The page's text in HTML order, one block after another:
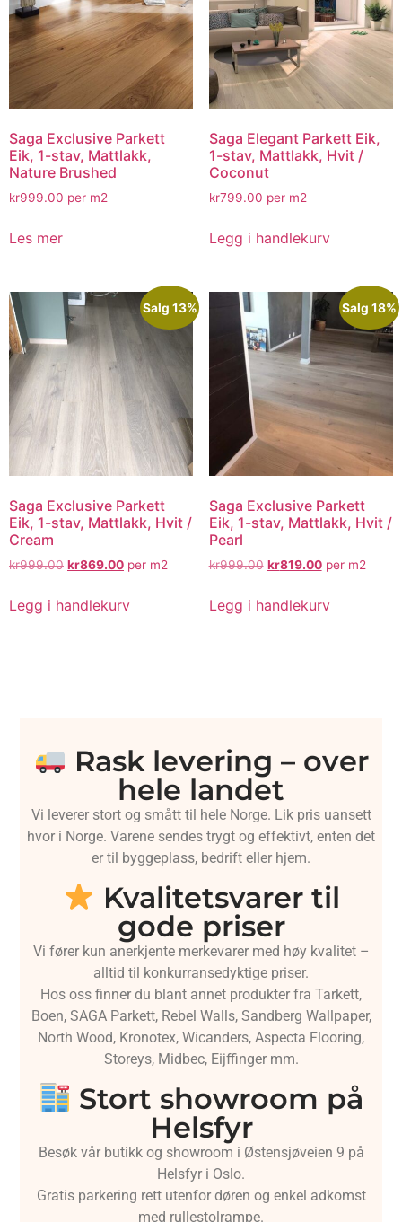
Saga Exclusive Parkett
Eik, 1-stav, Mattlakk,
Nature Brushed
kr999.00 per m2
Les mer
Saga Elegant Parkett Eik,
1-stav, Mattlakk, Hvit /
Coconut
kr799.00 per m2
Legg i handlekurv
Salg 13%
Saga Exclusive Parkett
Eik, 1-stav, Mattlakk, Hvit /
Cream
kr999.00 kr869.00 per m2
Legg i handlekurv
Salg 18%
Saga Exclusive Parkett
Eik, 1-stav, Mattlakk, Hvit /
Pearl
kr999.00 kr819.00per m2
Legg i handlekurv
Rask levering – over
hele landet
Vi leverer stort og smått til hele Norge. Lik pris uansett
hvor i Norge. Varene sendes trygt og effektivt, enten det
er til byggeplass, bedrift eller hjem.
Kvalitetsvarer til
gode priser
Vi fører kun anerkjente merkevarer med høy kvalitet –
alltid til konkurransedyktige priser.
Hos oss finner du blant annet produkter fra Tarkett,
Boen, SAGA Parkett, Rebel Walls, Sandberg Wallpaper,
North Wood, Kronotex, Wicanders, Aspecta Flooring,
Storeys, Midbec, Eijffinger mm.
Stort showroom på
Helsfyr
Besøk vår butikk og showroom i Østensjøveien 9 på
Helsfyr i Oslo.
Gratis parkering rett utenfor døren og enkel adkomst
med rullestolrampe.